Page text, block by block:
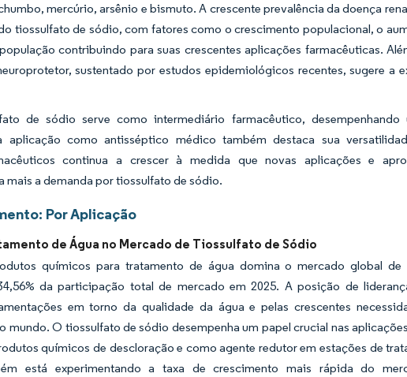
mercúrio, arsênio e bismuto. A crescente prevalência da doença
tiossulfato de sódio, com fatores como o crescimento populacional, o
contribuindo para suas crescentes aplicações farmacêuticas.
sustentado por estudos epidemiológicos recentes, sugere a
de sódio serve como intermediário farmacêutico,
aplicação como antisséptico médico também destaca sua
continua a crescer à medida que novas aplicações e
mais a demanda por tiossulfato de sódio.
Por Aplicação
de Água no Mercado de Tiossulfato de Sódio
químicos para tratamento de água domina o mercado global
da participação total de mercado em 2025. A posição de
em torno da qualidade da água e pelas crescentes
mundo. O tiossulfato de sódio desempenha um papel crucial nas
químicos de descloração e como agente redutor em estações de
está experimentando a taxa de crescimento mais rápida do